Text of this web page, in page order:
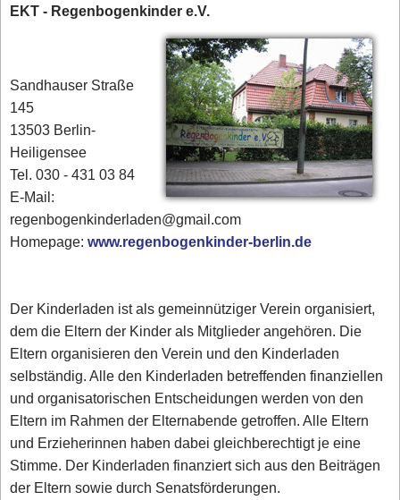
EKT - Regenbogenkinder e.V.
Sandhauser Straße
145
13503 Berlin-
Heiligensee
Tel. 030 - 431 03 84‎
E-Mail:
regenbogenkinderladen@gmail.com
Homepage:www.regenbogenkinder-berlin.de
Der Kinderladen ist als gemeinnütziger Verein organisiert,
dem die Eltern der Kinder als Mitglieder angehören. Die
Eltern organisieren den Verein und den Kinderladen
selbständig. Alle den Kinderladen betreffenden finanziellen
und organisatorischen Entscheidungen werden von den
Eltern im Rahmen der Elternabende getroffen. Alle Eltern
und Erzieherinnen haben dabei gleichberechtigt je eine
Stimme. Der Kinderladen finanziert sich aus den Beiträgen
der Eltern sowie durch Senatsförderungen.